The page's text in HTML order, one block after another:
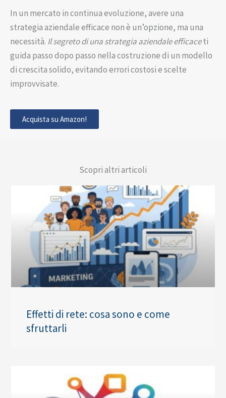
In un mercato in continua evoluzione, avere una
strategia aziendale efficace non è un’opzione, ma una
necessità. Il segreto di una strategia aziendale efficaceti
guida passo dopo passo nella costruzione di un modello
di crescita solido, evitando errori costosi e scelte
improvvisate.
Acquista su Amazon!
Scopri altri articoli
Effetti di rete: cosa sono e come
sfruttarli